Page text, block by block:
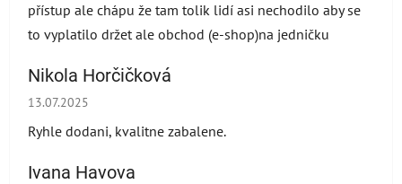
přístup ale chápu že tam tolik lidí asi nechodilo aby se
to vyplatilo držet ale obchod (e-shop)na jedničku
Nikola Horčičková
Die Shop-Bewertung beträgt 5 von 5 Sternen.
13.07.2025
Ryhle dodani, kvalitne zabalene.
Ivana Havova